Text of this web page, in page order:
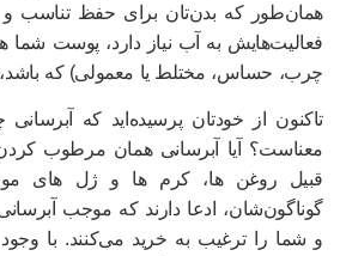
که بدن‌تان برای حفظ تناسب و
به آب نیاز دارد، پوست شما
حساس، مختلط یا معمولی) که باشد، به
از خودتان پرسیده‌اید که آبرسانی
آیا آبرسانی همان مرطوب کردن
روغن ها، کرم ها و ژل های موجود
ادعا دارند که موجب
شما را ترغیب به خرید می‌کنند. با وجود